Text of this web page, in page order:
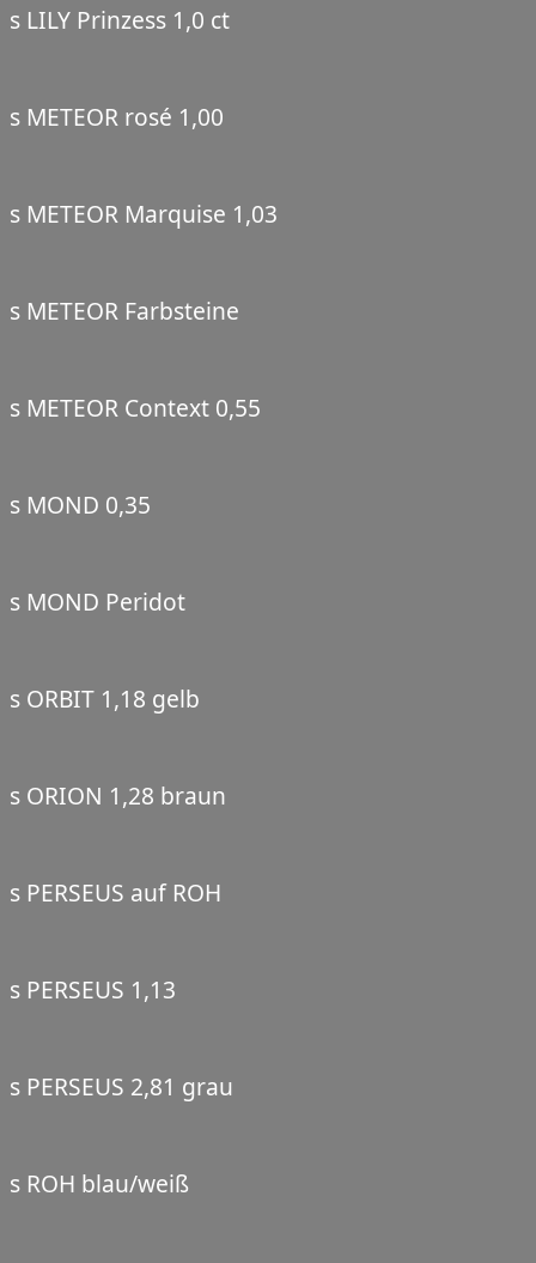
s LILY Prinzess 1,0 ct
s METEOR rosé 1,00
s METEOR Marquise 1,03
s METEOR Farbsteine
s METEOR Context 0,55
s MOND 0,35
s MOND Peridot
s ORBIT 1,18 gelb
s ORION 1,28 braun
s PERSEUS auf ROH
s PERSEUS 1,13
s PERSEUS 2,81 grau
s ROH blau/weiß